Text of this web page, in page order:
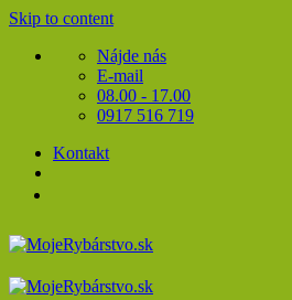
Skip to content
Nájde nás
E-mail
08.00 - 17.00
0917 516 719
Kontakt